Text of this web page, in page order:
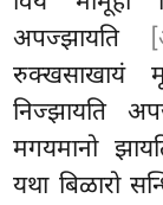
अपज्झायति
रुक्खसाखायं
निज्झायति
मगयमानो
यथा बिळारो